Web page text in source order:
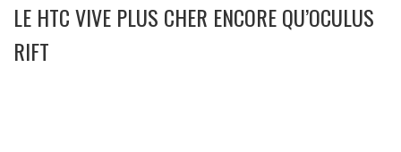
LE HTC VIVE PLUS CHER ENCORE QU’OCULUS
RIFT